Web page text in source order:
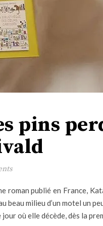
pins
roman publié en France,
milieu d’un motel un
où elle décède, dès la